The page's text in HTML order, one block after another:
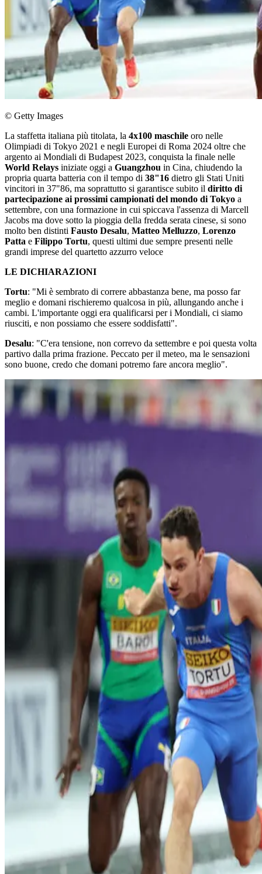
© Getty Images
La staffetta italiana più titolata, la 4x100 maschile oro nelle
Olimpiadi di Tokyo 2021 e negli Europei di Roma 2024 oltre che
argento ai Mondiali di Budapest 2023, conquista la finale nelle
World Relays iniziate oggi a Guangzhou in Cina, chiudendo la
propria quarta batteria con il tempo di 38"16 dietro gli Stati Uniti
vincitori in 37"86, ma soprattutto si garantisce subito il diritto di
partecipazione ai prossimi campionati del mondo di Tokyo a
settembre, con una formazione in cui spiccava l'assenza di Marcell
Jacobs ma dove sotto la pioggia della fredda serata cinese, si sono
molto ben distinti Fausto Desalu, Matteo Melluzzo, Lorenzo
Patta e Filippo Tortu, questi ultimi due sempre presenti nelle
grandi imprese del quartetto azzurro veloce
LE DICHIARAZIONI
Tortu: "Mi è sembrato di correre abbastanza bene, ma posso far
meglio e domani rischieremo qualcosa in più, allungando anche i
cambi. L'importante oggi era qualificarsi per i Mondiali, ci siamo
riusciti, e non possiamo che essere soddisfatti".
Desalu: "C'era tensione, non correvo da settembre e poi questa volta
partivo dalla prima frazione. Peccato per il meteo, ma le sensazioni
sono buone, credo che domani potremo fare ancora meglio".